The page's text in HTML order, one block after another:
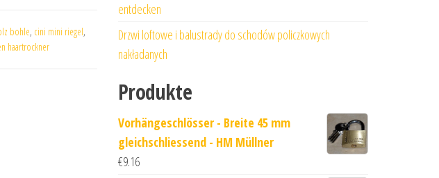
bohle, cini mini riegel,
haartrockner
entdecken
Drzwi loftowe i balustrady do schodów policzkowych
nakładanych
Produkte
Vorhängeschlösser - Breite 45 mm
gleichschliessend - HM Müllner
€9.16